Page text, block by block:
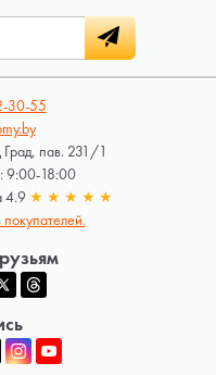
30-55
пав. 231/1
9:00-18:00
4.9 ★ ★ ★ ★ ★
покупателей.